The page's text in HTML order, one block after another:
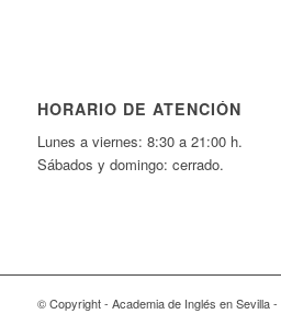
HORARIO DE ATENCIÓN
Lunes a viernes: 8:30 a 21:00 h.
Sábados y domingo: cerrado.
© Copyright - Academia de Inglés en Sevilla -